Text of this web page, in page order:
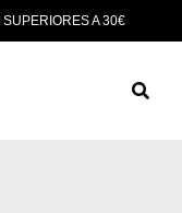
A 30€